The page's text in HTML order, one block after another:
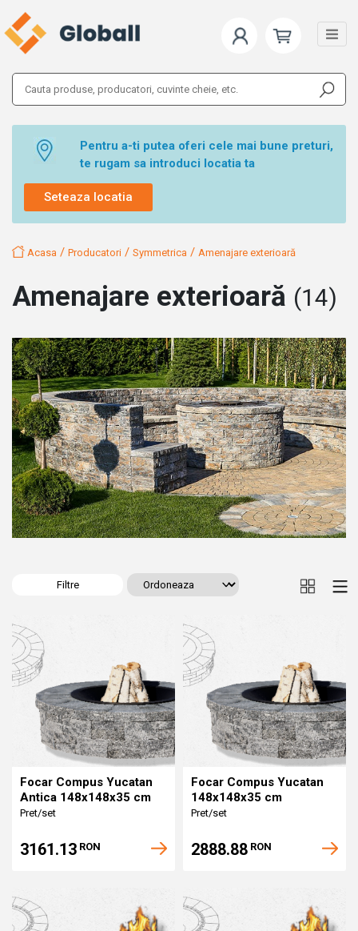
Pentru a-ti putea oferi cele mai bune preturi,
te rugam sa introduci locatia ta
Seteaza locatia
Acasa /Producatori /Symmetrica /Amenajare exterioară
Amenajare exterioară (14)
Filtre
Focar Compus Yucatan
Antica 148x148x35 cm
Pret/set
3161.13 RON
Focar Compus Yucatan
148x148x35 cm
Pret/set
2888.88 RON